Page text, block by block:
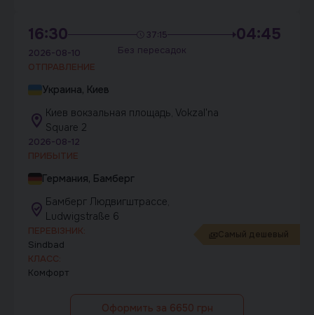
16:30 37:15
Без пересадок
04:45
2026-08-10
ОТПРАВЛЕНИЕ
Украина, Киев
Киев вокзальная площадь, Vokzal'na
Square 2
2026-08-12
ПРИБЫТИЕ
Германия, Бамберг
Бамберг Людвигштрассе,
Ludwigstraße 6
Самый дешевый
ПЕРЕВІЗНИК:
Sindbad
КЛАСС:
Комфорт
Оформить за 6650 грн